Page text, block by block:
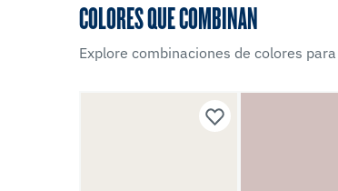
COLORES QUE COMBINAN
Explore combinaciones de colores